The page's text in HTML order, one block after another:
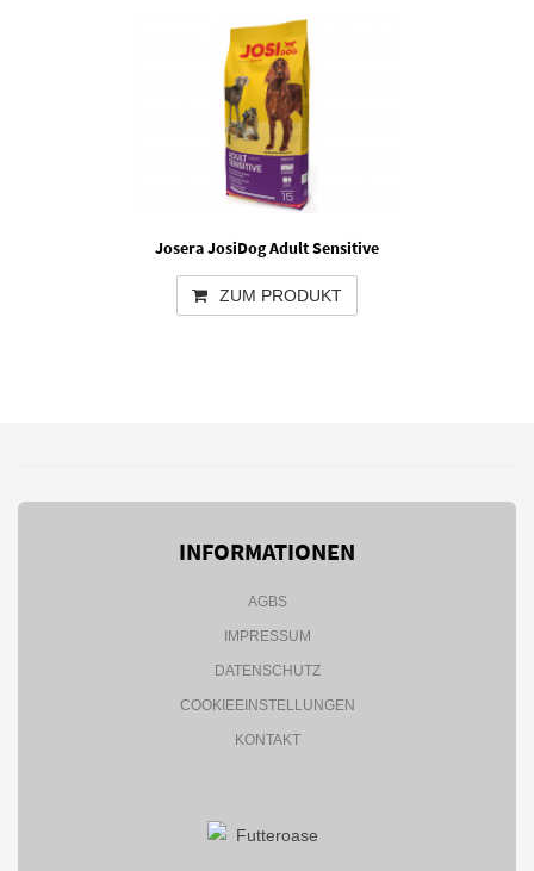
Josera JosiDog Adult Sensitive
ZUM PRODUKT
INFORMATIONEN
AGBS
IMPRESSUM
DATENSCHUTZ
COOKIEEINSTELLUNGEN
KONTAKT